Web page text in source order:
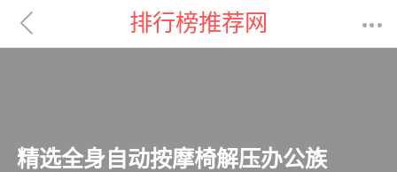
 排行榜推荐网 
精选全身自动按摩椅解压办公族